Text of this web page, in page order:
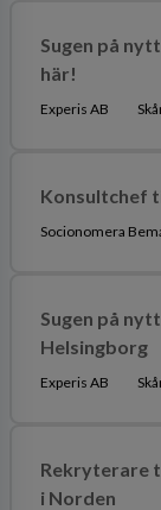
Sugen på
här!
Experis AB
Konsultchef
Socionomera
Sugen på
Helsingborg
Experis AB
Rekryterare
i Norden